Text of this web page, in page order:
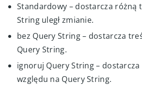
Standardowy – dostarcza różną
String uległ zmianie.
bez Query String – dostarcza
Query String.
ignoruj Query String –
względu na Query String.